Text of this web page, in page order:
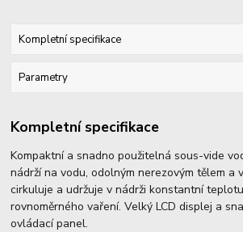
Kompletní specifikace
Parametry
Kompletní specifikace
Kompaktní a snadno použitelná sous-vide
nádrží na vodu, odolným nerezovým tělem a
cirkuluje a udržuje v nádrži konstantní
rovnoměrného vaření. Velký LCD displej a
ovládací panel.